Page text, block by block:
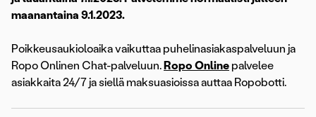
maanantaina 9.1.2023.
Poikkeusaukioloaika vaikuttaa puhelinasiakaspalveluun ja
Ropo Onlinen Chat-palveluun. Ropo Online palvelee
asiakkaita 24/7 ja siellä maksuasioissa auttaa Ropobotti.